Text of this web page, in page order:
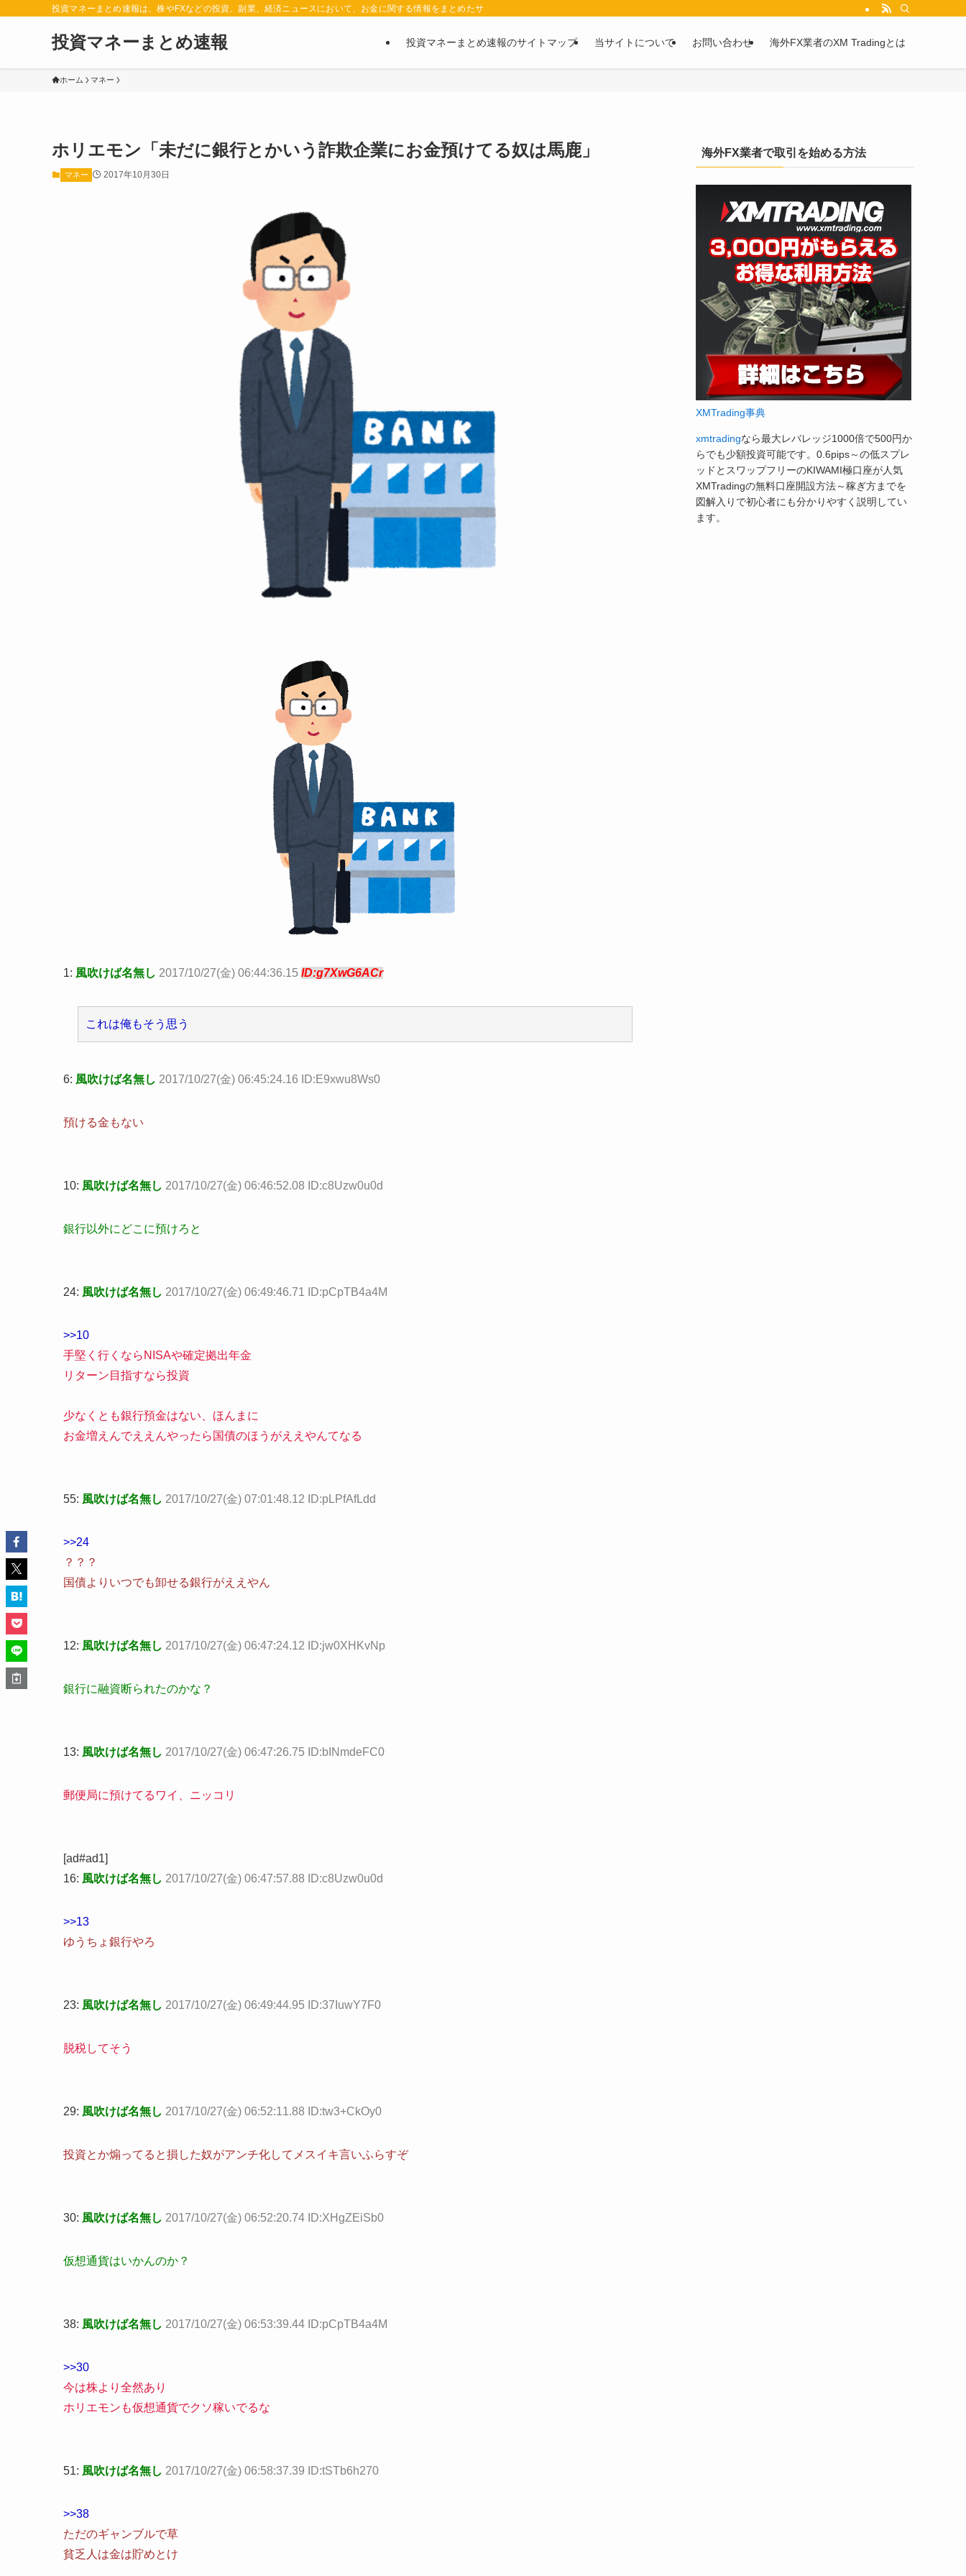
投資マネーまとめ速報は、株やFXなどの投資、副業、経済ニュースにおいて、お金に関する情報をまとめたサイトです。お金に関する情報の口コミや評判を2chや5chからピックアップしています。
投資マネーまとめ速報 投資マネーまとめ速報のサイトマップ 当サイトについて お問い合わせ 海外FX業者のXM Tradingとは
ホーム マネー
ホリエモン「未だに銀行とかいう詐欺企業にお金預けてる奴は馬鹿」
マネー 2017年10月30日
1: 風吹けば名無し 2017/10/27(金) 06:44:36.15 ID:g7XwG6ACr
これは俺もそう思う
6: 風吹けば名無し 2017/10/27(金) 06:45:24.16 ID:E9xwu8Ws0
預ける金もない
10: 風吹けば名無し 2017/10/27(金) 06:46:52.08 ID:c8Uzw0u0d
銀行以外にどこに預けろと
24: 風吹けば名無し 2017/10/27(金) 06:49:46.71 ID:pCpTB4a4M
>>10
手堅く行くならNISAや確定拠出年金
リターン目指すなら投資
少なくとも銀行預金はない、ほんまに
お金増えんでええんやったら国債のほうがええやんてなる
55: 風吹けば名無し 2017/10/27(金) 07:01:48.12 ID:pLPfAfLdd
>>24
？？？
国債よりいつでも卸せる銀行がええやん
12: 風吹けば名無し 2017/10/27(金) 06:47:24.12 ID:jw0XHKvNp
銀行に融資断られたのかな？
13: 風吹けば名無し 2017/10/27(金) 06:47:26.75 ID:bINmdeFC0
郵便局に預けてるワイ、ニッコリ
[ad#ad1]
16: 風吹けば名無し 2017/10/27(金) 06:47:57.88 ID:c8Uzw0u0d
>>13
ゆうちょ銀行やろ
23: 風吹けば名無し 2017/10/27(金) 06:49:44.95 ID:37IuwY7F0
脱税してそう
29: 風吹けば名無し 2017/10/27(金) 06:52:11.88 ID:tw3+CkOy0
投資とか煽ってると損した奴がアンチ化してメスイキ言いふらすぞ
30: 風吹けば名無し 2017/10/27(金) 06:52:20.74 ID:XHgZEiSb0
仮想通貨はいかんのか？
38: 風吹けば名無し 2017/10/27(金) 06:53:39.44 ID:pCpTB4a4M
>>30
今は株より全然あり
ホリエモンも仮想通貨でクソ稼いでるな
51: 風吹けば名無し 2017/10/27(金) 06:58:37.39 ID:tSTb6h270
>>38
ただのギャンブルで草
貧乏人は金は貯めとけ
海外FX業者で取引を始める方法
XMTrading事典
xmtradingなら最大レバレッジ1000倍で500円か
らでも少額投資可能です。0.6pips～の低スプレ
ッドとスワップフリーのKIWAMI極口座が人気
XMTradingの無料口座開設方法～稼ぎ方までを
図解入りで初心者にも分かりやすく説明してい
ます。